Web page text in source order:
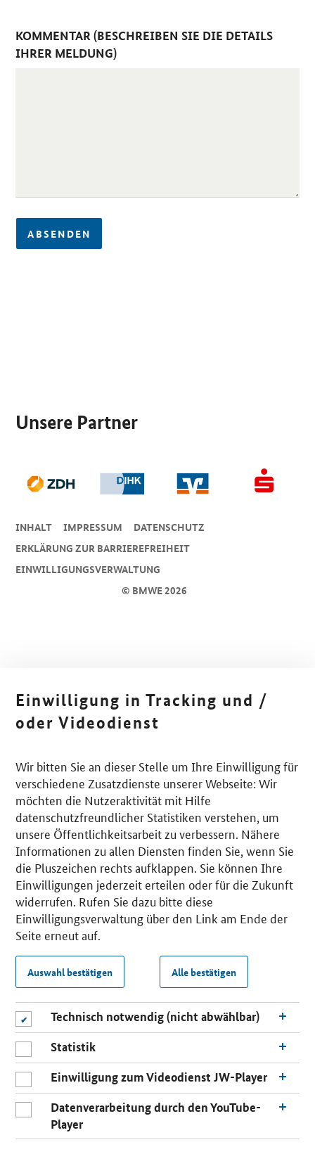
KOMMENTAR (BESCHREIBEN SIE DIE DETAILS
IHRER MELDUNG)
ABSENDEN
Unsere Partner
© BMWE 2026
INHALT IMPRESSUM
DA­TEN­SCHUTZ
ERKLÄRUNG ZUR BARRIEREFREIHEIT
EINWILLIGUNGSVERWALTUNG
Einwilligung in Tracking und /
oder Videodienst
Wir bitten Sie an dieser Stelle um Ihre Einwilligung für
verschiedene Zusatzdienste unserer Webseite: Wir
möchten die Nutzeraktivität mit Hilfe
datenschutzfreundlicher Statistiken verstehen, um
unsere Öffentlichkeitsarbeit zu verbessern. Nähere
Informationen zu allen Diensten finden Sie, wenn Sie
die Pluszeichen rechts aufklappen. Sie können Ihre
Einwilligungen jederzeit erteilen oder für die Zukunft
widerrufen. Rufen Sie dazu bitte diese
Einwilligungsverwaltung über den Link am Ende der
Seite erneut auf.
Auswahl bestätigen Alle bestätigen
Technisch notwendig (nicht abwählbar)
Statistik
Einwilligung zum Videodienst JW-Player
Datenverarbeitung durch den YouTube-
Player